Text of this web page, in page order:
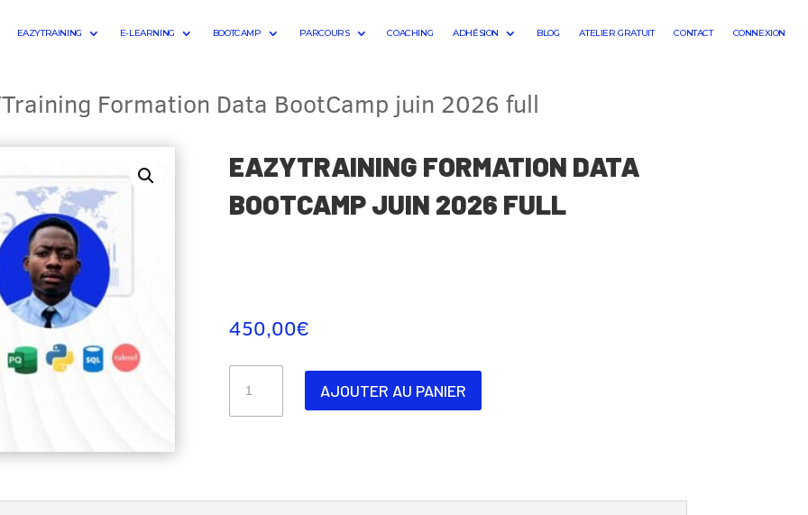
EAZYTRAINING E-LEARNING BOOTCAMP PARCOURS COACHING ADHÉSION BLOG ATELIER GRATUIT CONTACT CONNEXION
Formation Data BootCamp juin 2026 full
EAZYTRAINING FORMATION DATA
BOOTCAMP JUIN 2026 FULL
450,00€
EAZYTraining
juin
AJOUTER AU PANIER